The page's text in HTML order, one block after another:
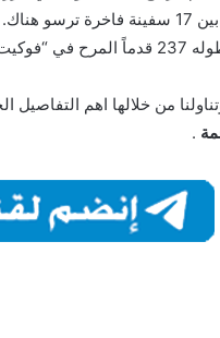
سفيتاكوف، الذي يبلغ طوله
من خلالها اهم التفاصيل
.